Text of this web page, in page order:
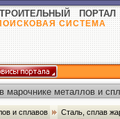
ПОРТАЛ
СИСТЕМА
марочнике металлов и
и сплавов Сталь, сплав